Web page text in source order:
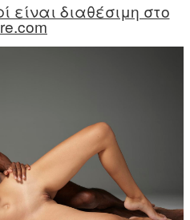
είναι διαθέσιμη στο